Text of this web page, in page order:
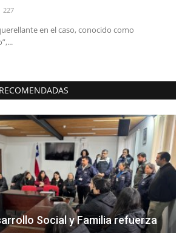
227
en el caso, conocido como
Social y Familia refuerza